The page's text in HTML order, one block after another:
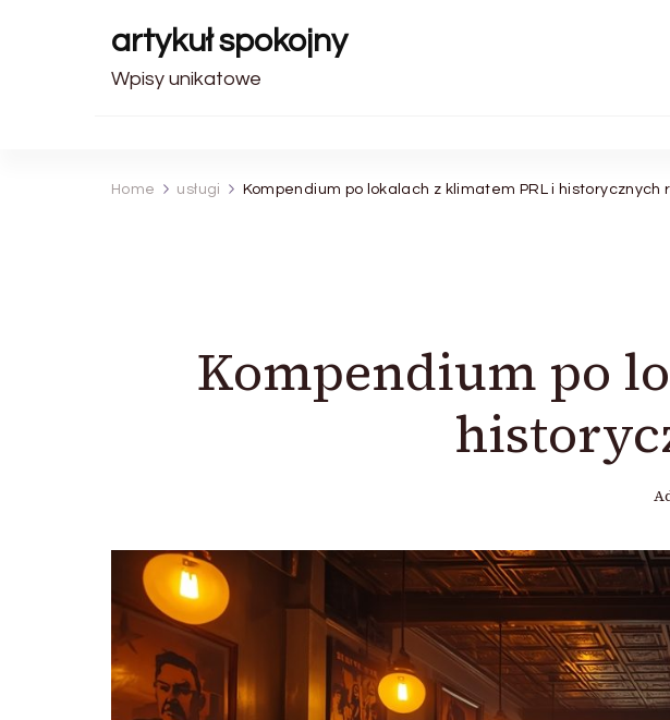
artykuł spokojny
Wpisy unikatowe
Home usługi Kompendium po lokalach z klimatem PRL i historycznych
Kompendium po